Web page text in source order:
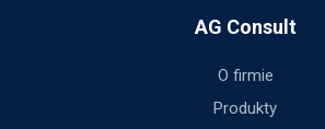
AG Consult
O firmie
Produkty